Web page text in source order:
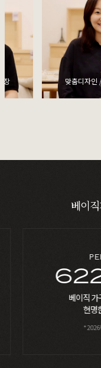
고객만족 MD / 정태은
베이